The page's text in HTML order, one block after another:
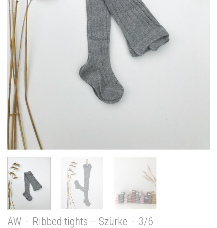
AW – Ribbed tights – Szürke – 3/6